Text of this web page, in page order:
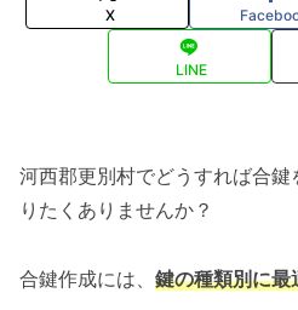
X
LINE
河西郡更別村でどうすれば合
りたくありませんか？
合鍵作成には、 鍵の種類別に最